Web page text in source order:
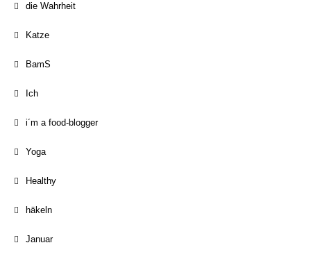
die Wahrheit
Katze
BamS
Ich
i´m a food-blogger
Yoga
Healthy
häkeln
Januar